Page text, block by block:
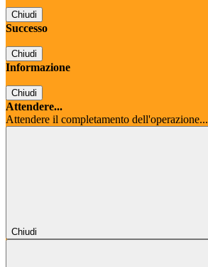
Chiudi
Successo
Chiudi
Informazione
Chiudi
Attendere...
Attendere il completamento dell'operazione...
Chiudi